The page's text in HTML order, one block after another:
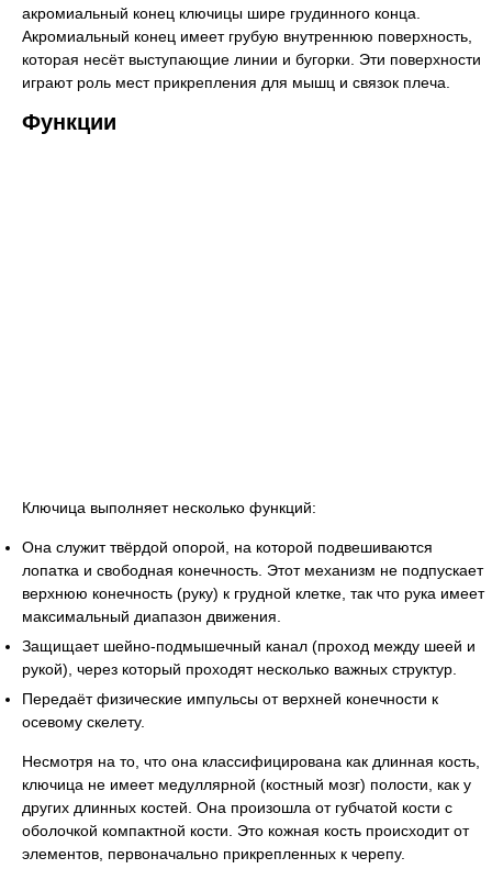
акромиальный конец ключицы шире грудинного конца.
Акромиальный конец имеет грубую внутреннюю поверхность,
которая несёт выступающие линии и бугорки. Эти поверхности
играют роль мест прикрепления для мышц и связок плеча.
Функции
Ключица выполняет несколько функций:
Она служит твёрдой опорой, на которой подвешиваются
лопатка и свободная конечность. Этот механизм не подпускает
верхнюю конечность (руку) к грудной клетке, так что рука имеет
максимальный диапазон движения.
Защищает шейно-подмышечный канал (проход между шеей и
рукой), через который проходят несколько важных структур.
Передаёт физические импульсы от верхней конечности к
осевому скелету.
Несмотря на то, что она классифицирована как длинная кость,
ключица не имеет медуллярной (костный мозг) полости, как у
других длинных костей. Она произошла от губчатой кости с
оболочкой компактной кости. Это кожная кость происходит от
элементов, первоначально прикрепленных к черепу.